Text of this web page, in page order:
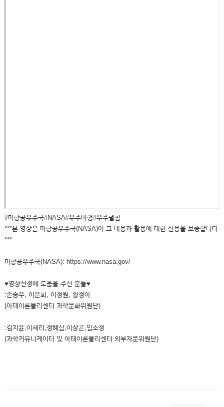
#미항공우주국#NASA#우주비행#우주펼침
***본 영상은 미항공우주국(NASA)이 그 내용과 활용에 대한 신용을 보증합니다
***
미항공우주국(NASA): https://www.nasa.gov/
♥영상선정에 도움을 주신 분들♥
:손승우, 이은희, 이정원, 황정아
(아태이론물리센터 과학문화위원단)
:김지윤,이세리,정혜심,이상곤,임소정
(과학커뮤니케이터 및 아태이론물리센터 외부자문위원단)